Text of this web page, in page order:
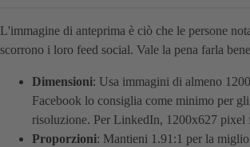
L'immagine di anteprima è ciò che le persone
scorrono i loro feed social. Vale la pena farla
Dimensioni: Usa immagini di almeno
Facebook lo consiglia come minimo per
risoluzione. Per LinkedIn, 1200x627 pixel
Proporzioni: Mantieni 1.91:1 per la